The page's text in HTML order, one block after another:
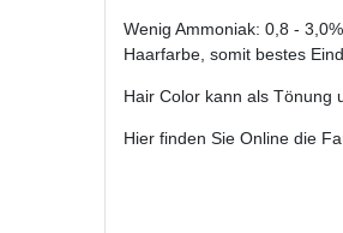
Wenig Ammoniak: 0,8 -
Haarfarbe, somit bestes
Hair Color kann als Tönung
Hier finden Sie Online die